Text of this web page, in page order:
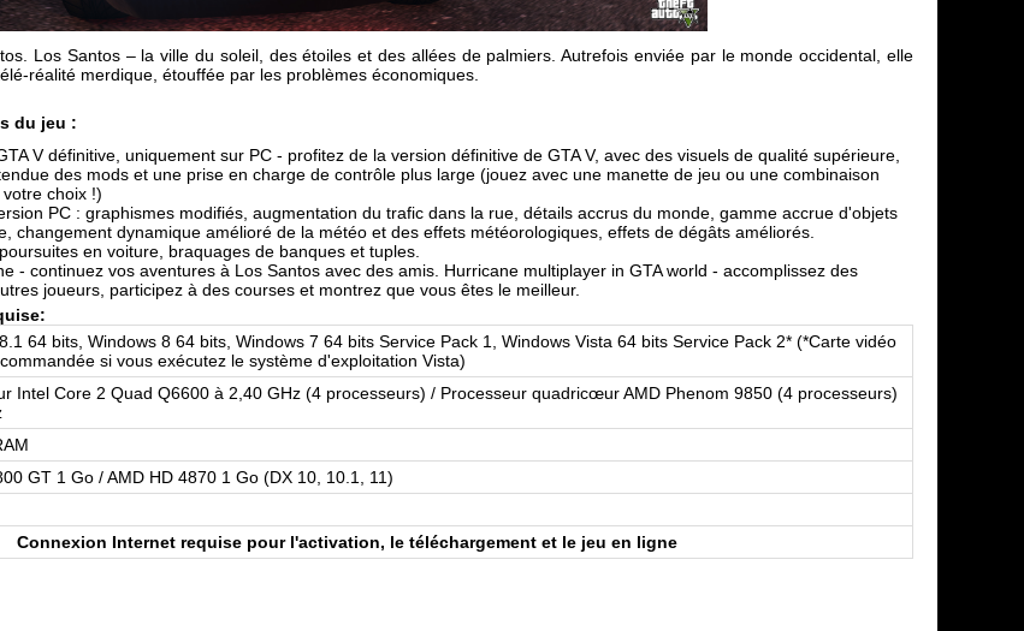
Los Santos – la ville du soleil, des étoiles et des allées de palmiers. Autrefois enviée par le monde occidental, elle
réalité merdique, étouffée par les problèmes économiques.
du jeu :
V définitive, uniquement sur PC - profitez de la version définitive de GTA V, avec des visuels de qualité supérieure,
des mods et une prise en charge de contrôle plus large (jouez avec une manette de jeu ou une combinaison
choix !)
PC : graphismes modifiés, augmentation du trafic dans la rue, détails accrus du monde, gamme accrue d'objets
changement dynamique amélioré de la météo et des effets météorologiques, effets de dégâts améliorés.
en voiture, braquages de banques et tuples.
- continuez vos aventures à Los Santos avec des amis. Hurricane multiplayer in GTA world - accomplissez des
joueurs, participez à des courses et montrez que vous êtes le meilleur.
64 bits, Windows 8 64 bits, Windows 7 64 bits Service Pack 1, Windows Vista 64 bits Service Pack 2* (*Carte vidéo
si vous exécutez le système d'exploitation Vista)
Intel Core 2 Quad Q6600 à 2,40 GHz (4 processeurs) / Processeur quadricœur AMD Phenom 9850 (4 processeurs)
GT 1 Go / AMD HD 4870 1 Go (DX 10, 10.1, 11)
Connexion Internet requise pour l'activation, le téléchargement et le jeu en ligne